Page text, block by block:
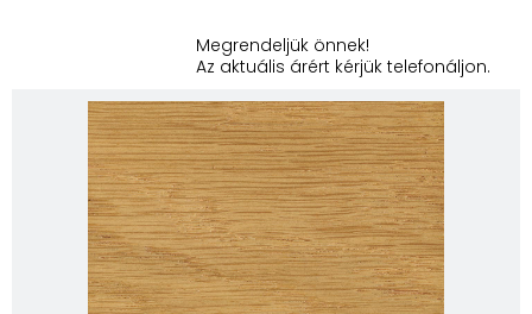
Megrendeljük önnek!
Az aktuális árért kérjük telefonáljon.